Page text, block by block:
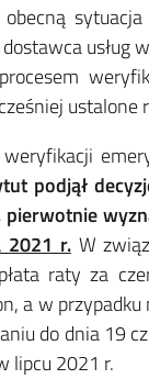
ustalone
podjął
pierwotnie
2021 r.W
raty za
a w
do dnia 19
lipcu 2021 r.